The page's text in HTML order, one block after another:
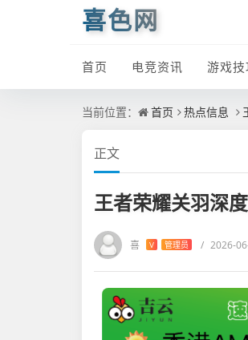
喜色网
首页 电竞资讯 游戏技
当前位置： 首页 热点信息
正文
王者荣耀关羽深
喜 V 管理员 / 2026-